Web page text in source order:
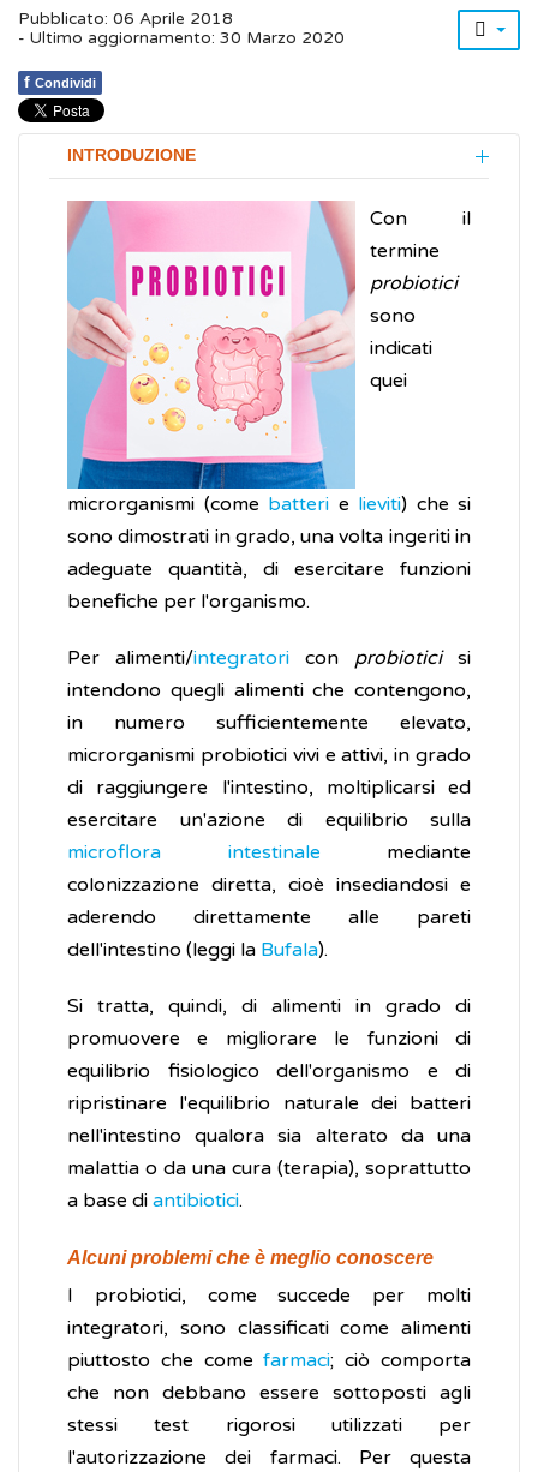
Pubblicato: 06 Aprile 2018
- Ultimo aggiornamento: 30 Marzo 2020
f Condividi
INTRODUZIONE
Con il
termine
probiotici
sono
indicati
quei
microrganismi (come batteri e lieviti) che si
sono dimostrati in grado, una volta ingeriti in
adeguate quantità, di esercitare funzioni
benefiche per l'organismo.
Per alimenti/integratori con probioticisi
intendono quegli alimenti che contengono,
in numero sufficientemente elevato,
microrganismi probiotici vivi e attivi, in grado
di raggiungere l'intestino, moltiplicarsi ed
esercitare un'azione di equilibrio sulla
microflora intestinale mediante
colonizzazione diretta, cioè insediandosi e
aderendo direttamente alle pareti
dell'intestino (leggi la Bufala).
Si tratta, quindi, di alimenti in grado di
promuovere e migliorare le funzioni di
equilibrio fisiologico dell'organismo e di
ripristinare l'equilibrio naturale dei batteri
nell'intestino qualora sia alterato da una
malattia o da una cura (terapia), soprattutto
a base di antibiotici.
Alcuni problemi che è meglio conoscere
I probiotici, come succede per molti
integratori, sono classificati come alimenti
piuttosto che comefarmaci; ciò comporta
che non debbano essere sottoposti agli
stessi test rigorosi utilizzati per
l'autorizzazione dei farmaci. Per questa